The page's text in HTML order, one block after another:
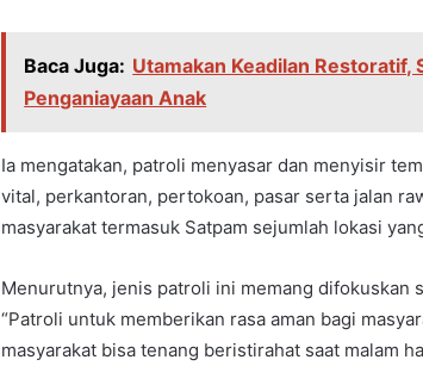
Baca Juga: Utamakan Keadilan Restoratif,
Penganiayaan Anak
Ia mengatakan, patroli menyasar dan menyisir
vital, perkantoran, pertokoan, pasar serta jalan
masyarakat termasuk Satpam sejumlah lokasi
Menurutnya, jenis patroli ini memang difokuskan
“Patroli untuk memberikan rasa aman bagi
masyarakat bisa tenang beristirahat saat malam